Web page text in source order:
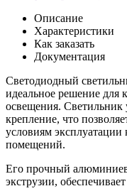
Описание
Характеристики
Как заказать
Документация
Светодиодный
идеальное решение для
освещения. Светильник
крепление, что
условиям эксплуатации
помещений.
Его прочный
экструзии,